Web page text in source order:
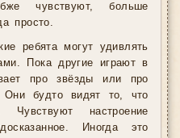
чувствуют, больше
просто.
ребята могут удивлять
Пока другие играют в
про звёзды или про
будто видят то, что
настроение
Иногда это